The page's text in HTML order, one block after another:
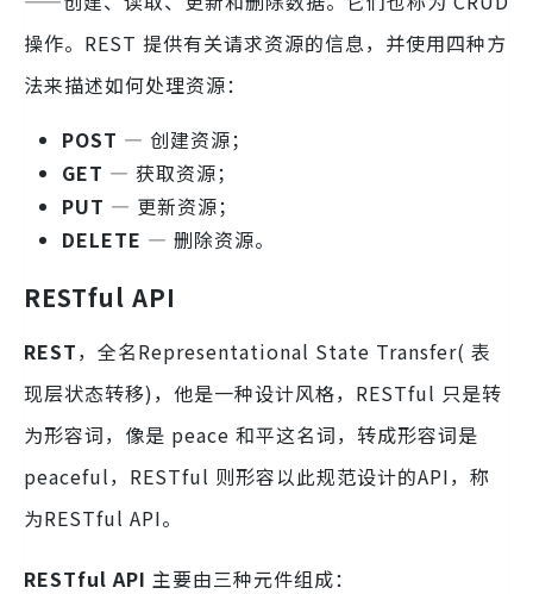
操作。REST 提供有关请求资源的信息，并使用四种方
法来描述如何处理资源：
POST — 创建资源；
GET — 获取资源；
PUT — 更新资源；
DELETE — 删除资源。
RESTful API
REST，全名Representational State Transfer( 表
现层状态转移)，他是一种设计风格，RESTful 只是转
为形容词，像是 peace 和平这名词，转成形容词是
peaceful，RESTful 则形容以此规范设计的API，称
为RESTful API。
RESTful API 主要由三种元件组成：